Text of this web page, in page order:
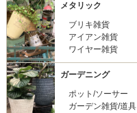
メタリック
ブリキ雑貨
アイアン雑貨
ワイヤー雑貨
ガーデニング
ポット/ソーサー
ガーデン雑貨/道具